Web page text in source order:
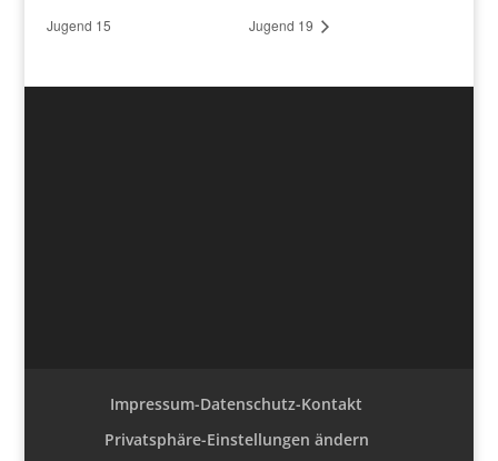
Jugend 15
Jugend 19
Impressum-Datenschutz-Kontakt
Privatsphäre-Einstellungen ändern